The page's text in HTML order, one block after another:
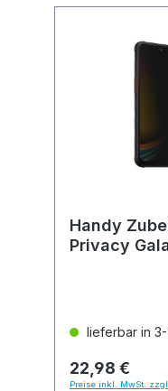
Handy
Privacy
lieferbar in
22,98 €
Preise inkl. MwSt.